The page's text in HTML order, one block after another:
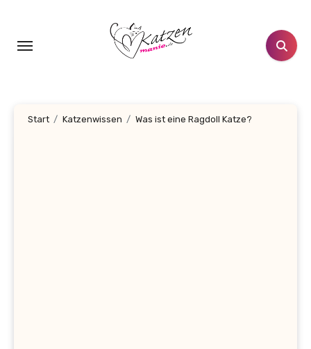
springen
Start Katzenwissen Was ist eine Ragdoll Katze?